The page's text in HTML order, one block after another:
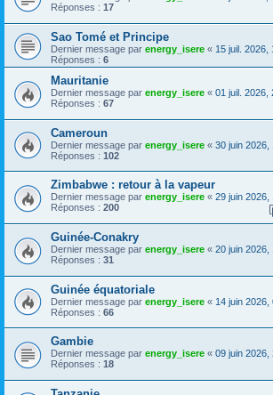
Réponses : 17
Sao Tomé et Principe
Dernier message par energy_isere « 15 juil. 2026,
Réponses : 6
Mauritanie
Dernier message par energy_isere « 01 juil. 2026,
Réponses : 67
Cameroun
Dernier message par energy_isere « 30 juin 2026,
Réponses : 102
Zimbabwe : retour à la vapeur
Dernier message par energy_isere « 29 juin 2026,
Réponses : 200
Guinée-Conakry
Dernier message par energy_isere « 20 juin 2026,
Réponses : 31
Guinée équatoriale
Dernier message par energy_isere « 14 juin 2026,
Réponses : 66
Gambie
Dernier message par energy_isere « 09 juin 2026,
Réponses : 18